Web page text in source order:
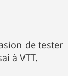
de tester
à VTT.